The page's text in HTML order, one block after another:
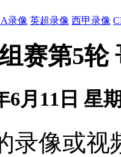
录像 英超录像 西甲录像
赛第5
6月11日 星
录像或